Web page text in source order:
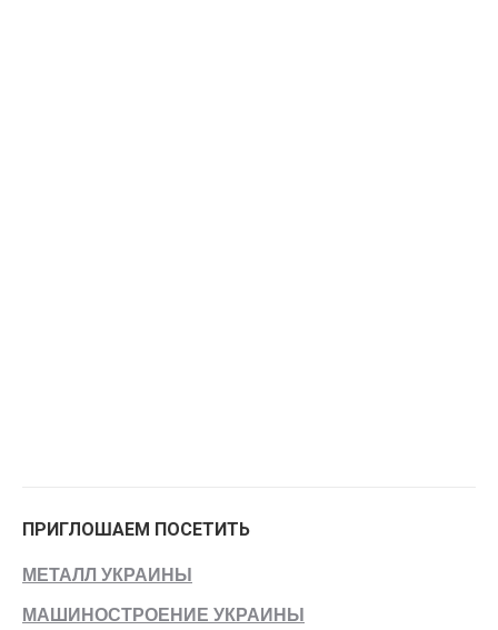
ПРИГЛОШАЕМ ПОСЕТИТЬ
МЕТАЛЛ УКРАИНЫ
МАШИНОСТРОЕНИЕ УКРАИНЫ